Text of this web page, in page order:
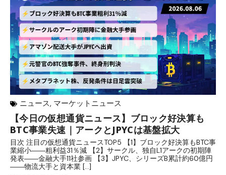
ニュース, マーケットニュース
【今日の仮想通貨ニュース】ブロック好決算も
BTC事業失速｜アークとJPYCは基盤拡大
目次 注目の仮想通貨ニュースTOP5 【1】ブロック好決算もBTC事
業縮小――粗利益31％減 【2】サークル、独自L1アークの初期陣
発表――金融大手11社参画 【3】JPYC、シリーズB累計約60億円
――物流大手と資本業 […]